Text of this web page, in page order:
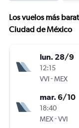
Los vuelos más
Ciudad de México
lun. 28/9
12:15
VVI-MEX
mar. 6/10
18:40
MEX-VVI